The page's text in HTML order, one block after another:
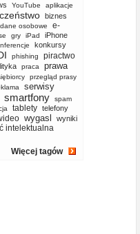
YouTube aplikacje
biznes
dane osobowe
e-
gry iPad iPhone
konkursy
phishing piractwo
praca
prawa
przegląd prasy
serwisy
smartfony
spam
tablety telefony
wygasl
wyniki
intelektualna
Więcej tagów